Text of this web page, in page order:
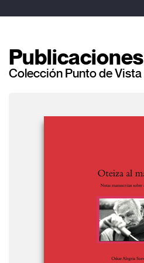
Publicaciones
Colección Punto de Vista